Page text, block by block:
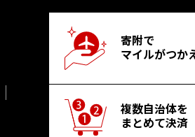
寄附で
マイルがつか
複数自治体を
まとめて決済